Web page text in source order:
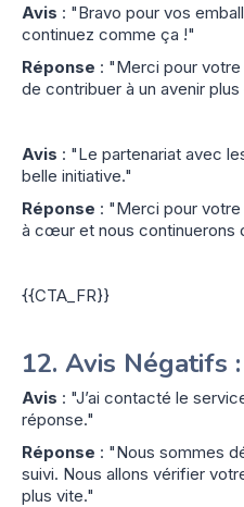
Avis : "Bravo pour vos
continuez comme ça !"
Réponse : "Merci pour
de contribuer à un avenir plus
Avis : "Le partenariat avec
belle initiative."
Réponse : "Merci pour
à cœur et nous continuerons
{{CTA_FR}}
12. Avis Négatifs
Avis : "J’ai contacté le
réponse."
Réponse : "Nous sommes
suivi. Nous allons vérifier
plus vite."